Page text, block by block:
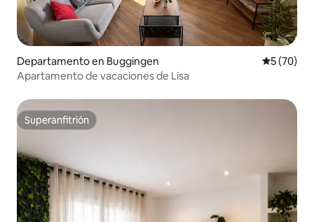
Departamento en Buggingen
5 (70)
Apartamento de vacaciones de Lisa
Superanfitrión
Superanfitrión